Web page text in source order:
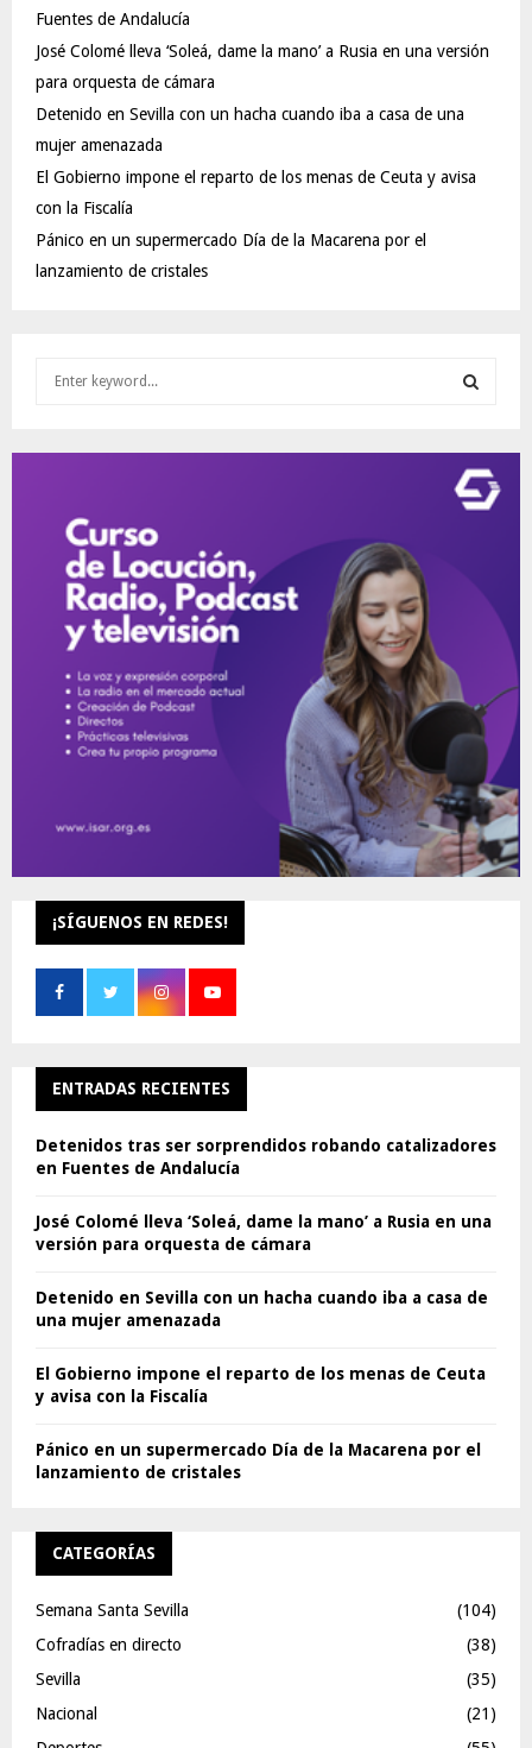
Fuentes de Andalucía
José Colomé lleva ‘Soleá, dame la mano’ a Rusia en una versión
para orquesta de cámara
Detenido en Sevilla con un hacha cuando iba a casa de una
mujer amenazada
El Gobierno impone el reparto de los menas de Ceuta y avisa
con la Fiscalía
Pánico en un supermercado Día de la Macarena por el
lanzamiento de cristales
E
¡SÍGUENOS EN REDES!
ENTRADAS RECIENTES
Detenidos tras ser sorprendidos robando catalizadores
en Fuentes de Andalucía
José Colomé lleva ‘Soleá, dame la mano’ a Rusia en una
versión para orquesta de cámara
Detenido en Sevilla con un hacha cuando iba a casa de
una mujer amenazada
El Gobierno impone el reparto de los menas de Ceuta
y avisa con la Fiscalía
Pánico en un supermercado Día de la Macarena por el
lanzamiento de cristales
CATEGORÍAS
Semana Santa Sevilla
(104)
Cofradías en directo
(38)
Sevilla
(35)
Nacional
(21)